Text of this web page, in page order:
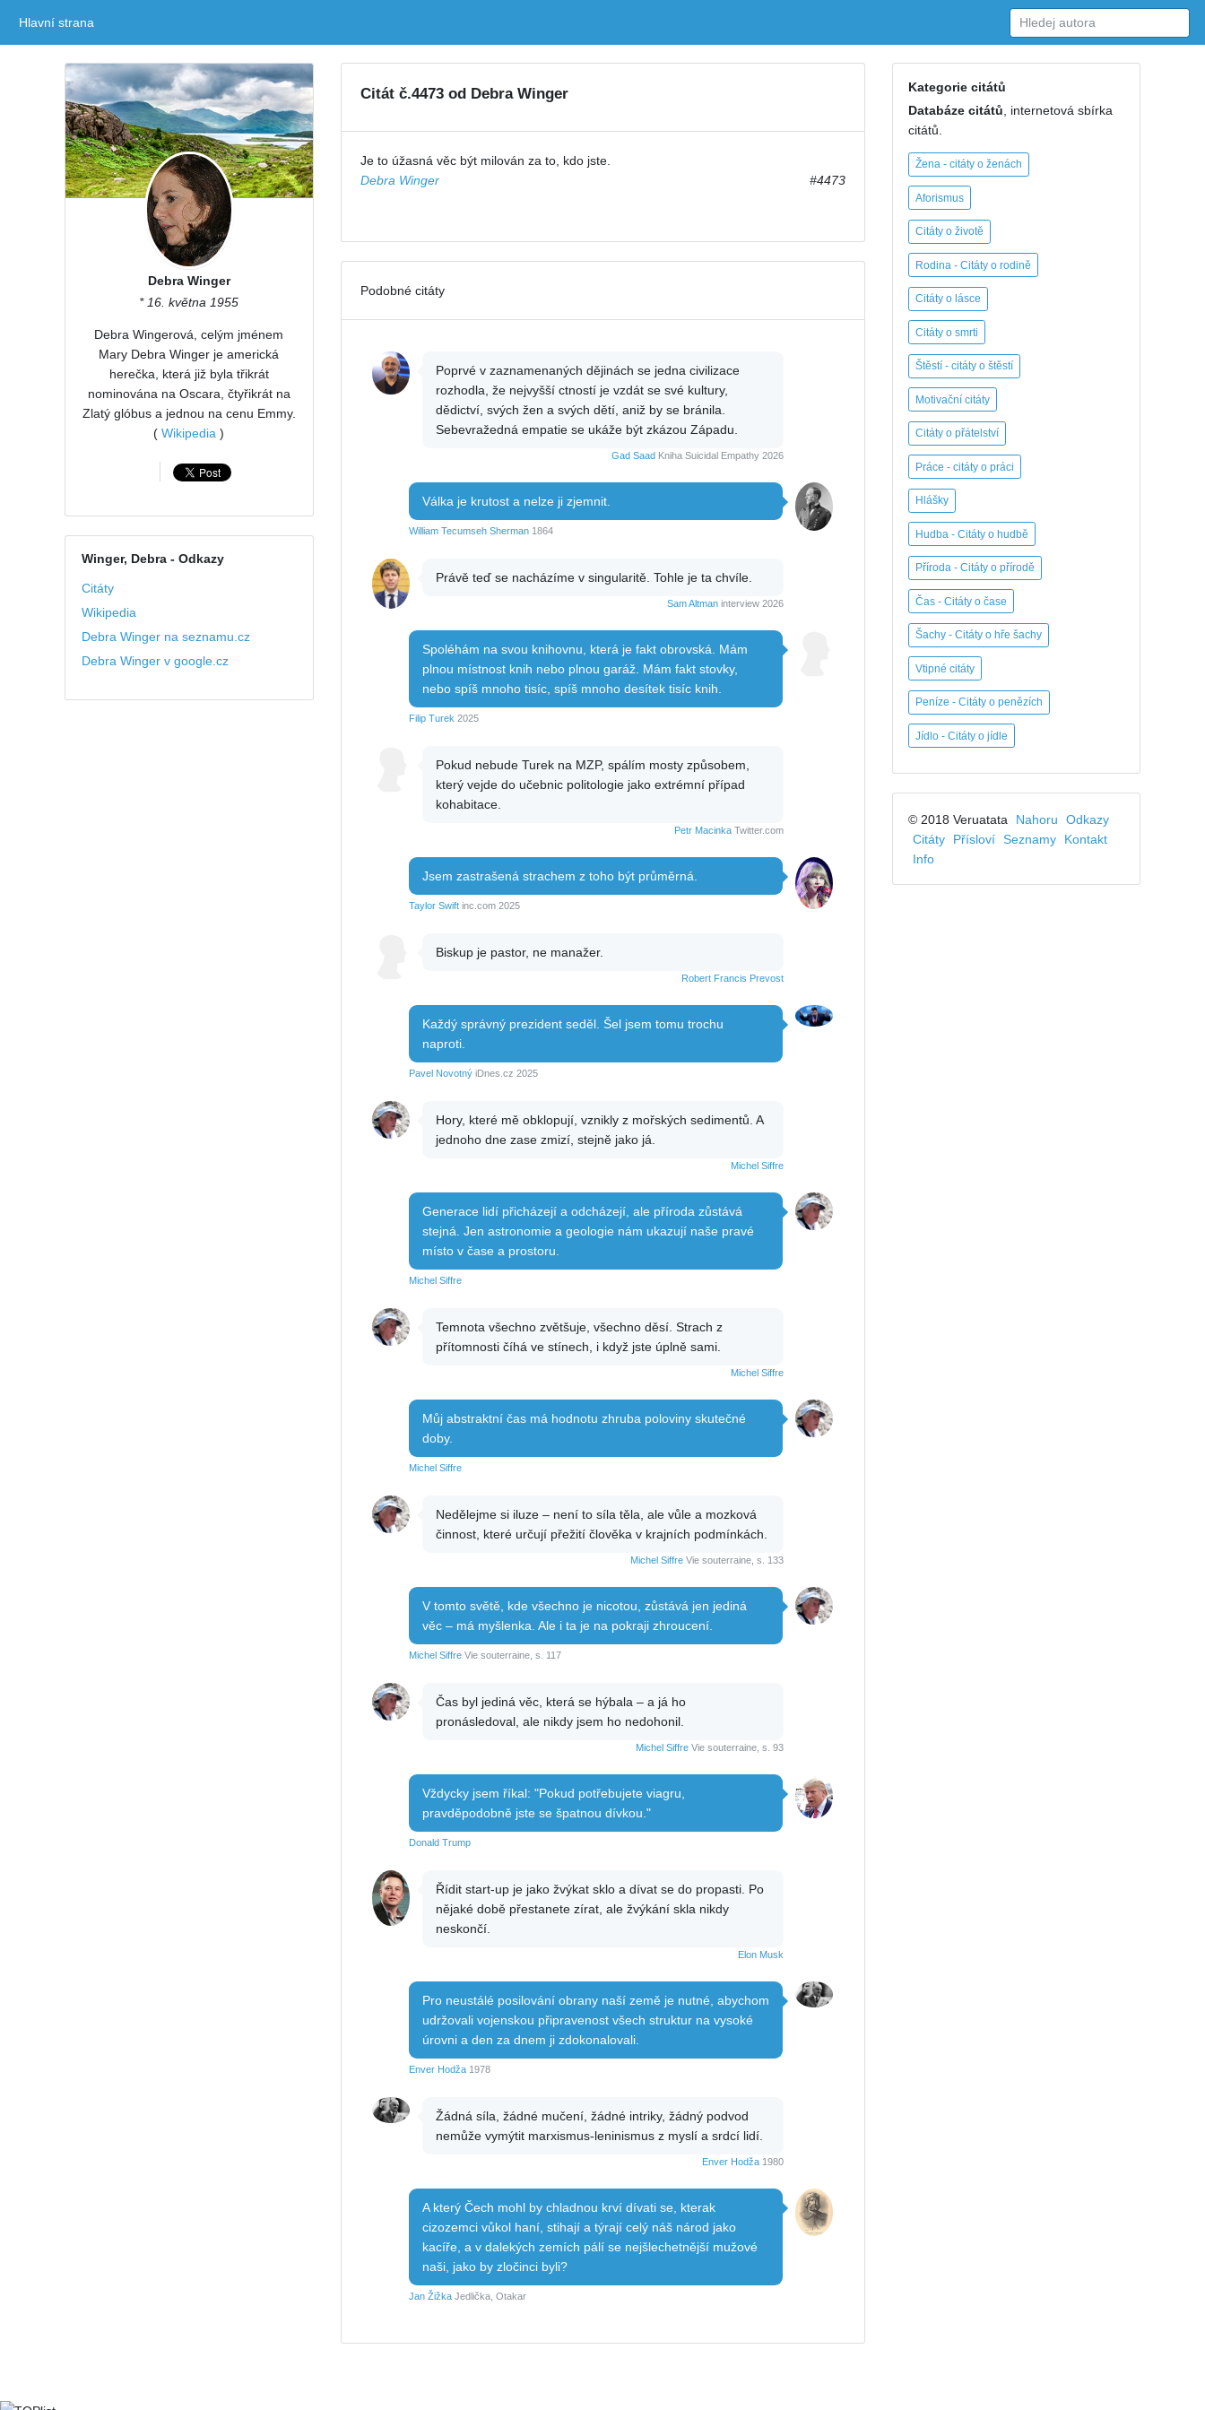
Hlavní strana
Debra Winger
* 16. května 1955
Debra Wingerová, celým jménem
Mary Debra Winger je americká
herečka, která již byla třikrát
nominována na Oscara, čtyřikrát na
Zlatý glóbus a jednou na cenu Emmy.
(Wikipedia )
Winger, Debra- Odkazy
Citáty
Wikipedia
Debra Winger na seznamu.cz
Debra Winger v google.cz
Citát č.4473 od Debra Winger
Je to úžasná věc být milován za to, kdo jste.
Debra Winger
#4473
Podobné citáty
Poprvé v zaznamenaných dějinách se jedna civilizace
rozhodla, že nejvyšší ctností je vzdát se své kultury,
dědictví, svých žen a svých dětí, aniž by se bránila.
Sebevražedná empatie se ukáže být zkázou Západu.
Gad SaadKniha Suicidal Empathy 2026
Válka je krutost a nelze ji zjemnit.
William Tecumseh Sherman1864
Právě teď se nacházíme v singularitě. Tohle je ta chvíle.
Sam Altmaninterview 2026
Spoléhám na svou knihovnu, která je fakt obrovská. Mám
plnou místnost knih nebo plnou garáž. Mám fakt stovky,
nebo spíš mnoho tisíc, spíš mnoho desítek tisíc knih.
Filip Turek 2025
Pokud nebude Turek na MZP, spálím mosty způsobem,
který vejde do učebnic politologie jako extrémní případ
kohabitace.
Petr MacinkaTwitter.com
Jsem zastrašená strachem z toho být průměrná.
Taylor Swiftinc.com 2025
Biskup je pastor, ne manažer.
Robert Francis Prevost
Každý správný prezident seděl. Šel jsem tomu trochu
naproti.
Pavel NovotnýiDnes.cz 2025
Hory, které mě obklopují, vznikly z mořských sedimentů. A
jednoho dne zase zmizí, stejně jako já.
Michel Siffre
Generace lidí přicházejí a odcházejí, ale příroda zůstává
stejná. Jen astronomie a geologie nám ukazují naše pravé
místo v čase a prostoru.
Michel Siffre
Temnota všechno zvětšuje, všechno děsí. Strach z
přítomnosti číhá ve stínech, i když jste úplně sami.
Michel Siffre
Můj abstraktní čas má hodnotu zhruba poloviny skutečné
doby.
Michel Siffre
Nedělejme si iluze – není to síla těla, ale vůle a mozková
činnost, které určují přežití člověka v krajních podmínkách.
Michel SiffreVie souterraine, s. 133
V tomto světě, kde všechno je nicotou, zůstává jen jediná
věc – má myšlenka. Ale i ta je na pokraji zhroucení.
Michel SiffreVie souterraine, s. 117
Čas byl jediná věc, která se hýbala – a já ho
pronásledoval, ale nikdy jsem ho nedohonil.
Michel SiffreVie souterraine, s. 93
Vždycky jsem říkal: "Pokud potřebujete viagru,
pravděpodobně jste se špatnou dívkou."
Donald Trump
Řídit start-up je jako žvýkat sklo a dívat se do propasti. Po
nějaké době přestanete zírat, ale žvýkání skla nikdy
neskončí.
Elon Musk
Pro neustálé posilování obrany naší země je nutné, abychom
udržovali vojenskou připravenost všech struktur na vysoké
úrovni a den za dnem ji zdokonalovali.
Enver Hodža1978
Žádná síla, žádné mučení, žádné intriky, žádný podvod
nemůže vymýtit marxismus-leninismus z myslí a srdcí lidí.
Enver Hodža1980
A který Čech mohl by chladnou krví dívati se, kterak
cizozemci vůkol haní, stihají a týrají celý náš národ jako
kacíře, a v dalekých zemích pálí se nejšlechetnější mužové
naši, jako by zločinci byli?
Jan ŽižkaJedlička, Otakar
Kategorie citátů
Databáze citátů , internetová sbírka
citátů.
Žena - citáty o ženách
Aforismus
Citáty o životě
Rodina - Citáty o rodině
Citáty o lásce
Citáty o smrti
Štěstí - citáty o štěstí
Motivační citáty
Citáty o přátelství
Práce - citáty o práci
Hlášky
Hudba - Citáty o hudbě
Příroda - Citáty o přírodě
Čas - Citáty o čase
Šachy - Citáty o hře šachy
Vtipné citáty
Peníze - Citáty o penězích
Jídlo - Citáty o jídle
© 2018 Veruatata Nahoru
Odkazy
Citáty
Přísloví Seznamy
Kontakt
Info